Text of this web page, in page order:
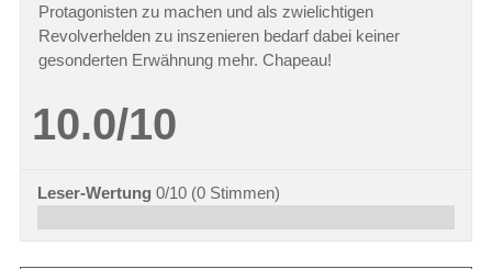
Protagonisten zu machen und als zwielichtigen
Revolverhelden zu inszenieren bedarf dabei keiner
gesonderten Erwähnung mehr. Chapeau!
10.0/10
Leser-Wertung 0/10 (0Stimmen)